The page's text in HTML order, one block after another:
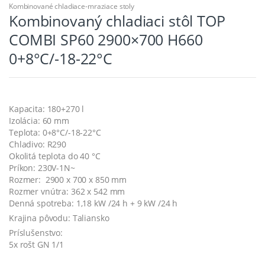
Kombinované chladiace-mraziace stoly
Kombinovaný chladiaci stôl TOP
COMBI SP60 2900×700 H660
0+8°C/-18-22°C
Kapacita: 180+270 l
Izolácia: 60 mm
Teplota: 0+8°C/-18-22°C
Chladivo: R290
Okolitá teplota do 40 °C
Príkon: 230V-1N~
Rozmer: 2900 x 700 x 850 mm
Rozmer vnútra: 362 x 542 mm
Denná spotreba: 1,18 kW /24 h + 9 kW /24 h
Krajina pôvodu: Taliansko
Príslušenstvo:
5x rošt GN 1/1